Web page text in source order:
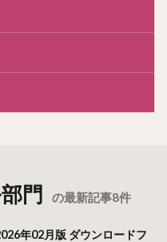
門 の最新記事8件
年02月版 ダウンロードフ